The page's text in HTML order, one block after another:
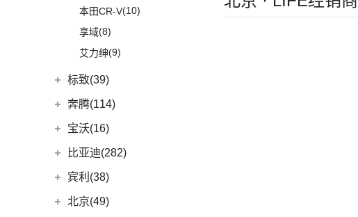
奥迪R8(1)
奥迪RS Q8
奥迪S4(5)
奥迪S7
奥迪S8(3)
奔驰A级(进口)
奔驰E级(进口)
奔驰S级(13)
梅赛德斯-AMG
奔驰GLC AMG
奔驰GLS AMG
奔驰GLB AMG
奔驰S级AMG
宝马X4 (5)
宝马M
宝马M4 (9)
宝马M3
宝马M8(10)
宝马M5
宝马X3M
宝马X6M
宝马X4M
本田CR-V(10)
享域(8)
艾力绅(9)
标致(39)
东风标致
标致5008
标致4008 PHEV
标致508L
标致408X
奔腾(114)
一汽奔腾
奔腾NAT(30)
奔腾E01
奔腾T55
宝沃(16)
宝沃(16)
宝沃BX5
宝沃BX7
比亚迪(282)
比亚迪
元PLUS
宾利(38)
宾利(38)
北京(49)